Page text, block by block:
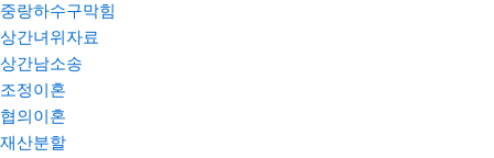
중랑하수구막힘
상간녀위자료
상간남소송
조정이혼
협의이혼
재산분할